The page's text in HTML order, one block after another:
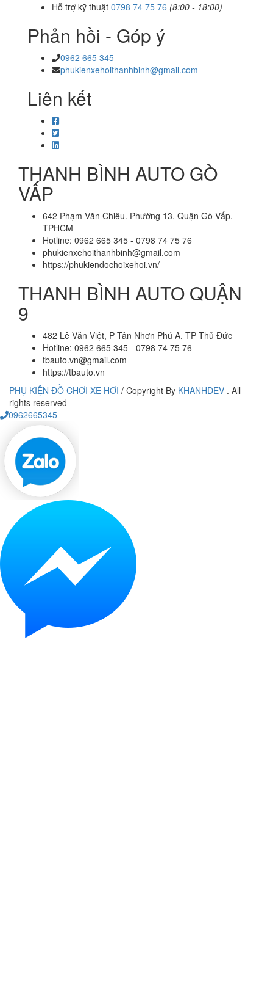
Hỗ trợ kỹ thuật 0798 74 75 76 (8:00 - 18:00)
Phản hồi - Góp ý
0962 665 345
phukienxehoithanhbinh@gmail.com
Liên kết
THANH BÌNH AUTO GÒ
VẤP
642 Phạm Văn Chiêu. Phường 13. Quận Gò Vấp.
TPHCM
Hotline: 0962 665 345 - 0798 74 75 76
phukienxehoithanhbinh@gmail.com
https://phukiendochoixehoi.vn/
THANH BÌNH AUTO QUẬN
9
482 Lê Văn Việt, P Tân Nhơn Phú A, TP Thủ Đức
Hotline: 0962 665 345 - 0798 74 75 76
tbauto.vn@gmail.com
https://tbauto.vn
PHỤ KIỆN ĐỒ CHƠI XE HƠI / Copyright By KHANHDEV . All
rights reserved
0962665345